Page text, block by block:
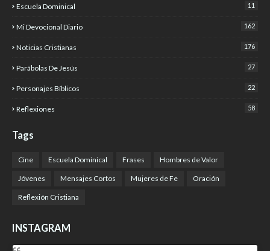
Escuela Dominical 11
Mi Devocional Diario 162
Noticias Cristianas 176
Parábolas De Jesús 27
Personajes Bíblicos 22
Reflexiones 58
Tags
Cine Escuela Dominical Frases Hombres de Valor
Jóvenes Mensajes Cortos Mujeres de Fe Oración
Reflexión Cristiana
INSTAGRAM